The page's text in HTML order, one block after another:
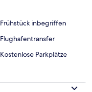
Frühstück inbegriffen
Flughafentransfer
Kostenlose Parkplätze